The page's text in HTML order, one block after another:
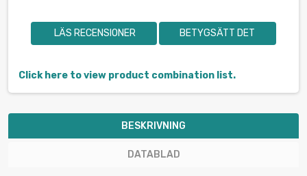
LÄS RECENSIONER BETYGSÄTT DET
Click here to view product combination list.
BESKRIVNING
DATABLAD